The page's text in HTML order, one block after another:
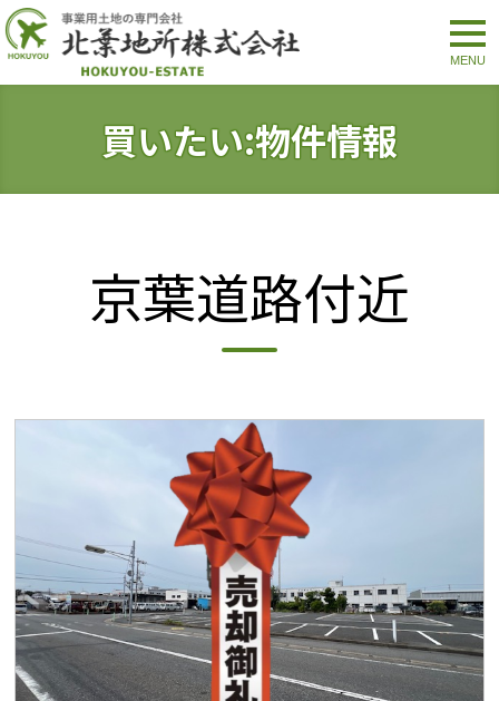
買いたい:物件情報
京葉道路付近